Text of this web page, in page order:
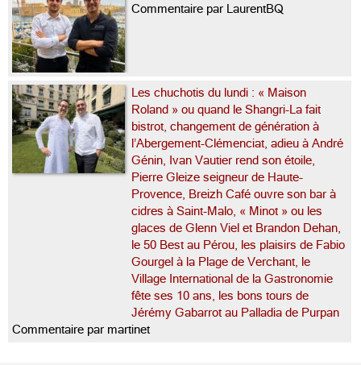
Commentaire par LaurentBQ
Les chuchotis du lundi : « Maison
Roland » ou quand le Shangri-La fait
bistrot, changement de génération à
l’Abergement-Clémenciat, adieu à André
Génin, Ivan Vautier rend son étoile,
Pierre Gleize seigneur de Haute-
Provence, Breizh Café ouvre son bar à
cidres à Saint-Malo, « Minot » ou les
glaces de Glenn Viel et Brandon Dehan,
le 50 Best au Pérou, les plaisirs de Fabio
Gourgel à la Plage de Verchant, le
Village International de la Gastronomie
fête ses 10 ans, les bons tours de
Jérémy Gabarrot au Palladia de Purpan
Commentaire par martinet